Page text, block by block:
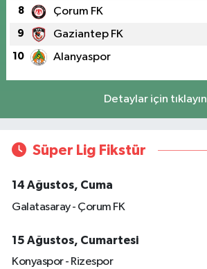
8 Çorum FK
9 Gaziantep FK
10 Alanyaspor
Detaylar için tıklayın
Süper Lig Fikstür
14 Ağustos, Cuma
Galatasaray - Çorum FK
15 Ağustos, Cumartesi
Konyaspor - Rizespor